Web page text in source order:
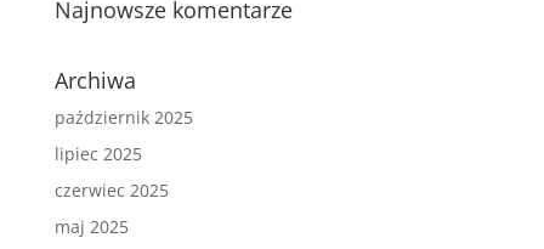
Najnowsze komentarze
Archiwa
październik 2025
lipiec 2025
czerwiec 2025
maj 2025